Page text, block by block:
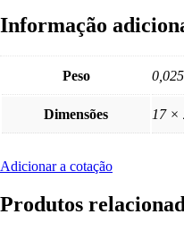
Informação
Peso
Dimensões 17 ×
Adicionar a cotação
Produtos